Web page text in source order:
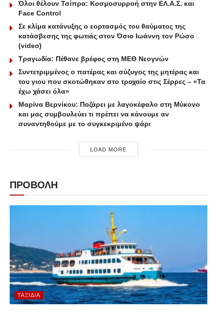
Όλοι θέλουν Τσίπρα: Κοσμοσυρροή στην ΕΛ.Α.Σ. και
Face Control
Σε κλίμα κατάνυξης ο εορτασμός του θαύματος της
κατάσβεσης της φωτιάς στον Όσιο Ιωάννη τον Ρώσο
(video)
Τραγωδία: Πέθανε βρέφος στη ΜΕΘ Νεογνών
Συντετριμμένος ο πατέρας και σύζυγος της μητέρας και
του γιου που σκοτώθηκαν στο τροχαίο στις Σέρρες – «Τα
έχω χάσει όλα»
Μαρίνα Βερνίκου: Ποζάρει με λαγοκέφαλο στη Μύκονο
και μας συμβουλεύει τι πρέπει να κάνουμε αν
συναντηθούμε με το συγκεκριμένο ψάρι
LOAD MORE
ΠΡΟΒΟΛΗ
ΤΑΞΊΔΙΑ